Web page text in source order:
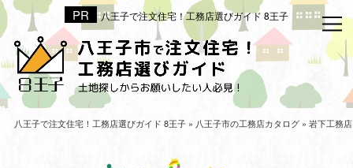
八王子で注文住宅！工務店選びガイド 8王子
八王
八王
八王子で注文住宅！工務店選びガイド 8王子» 八王子市の工務店カタログ» 岩下工務店